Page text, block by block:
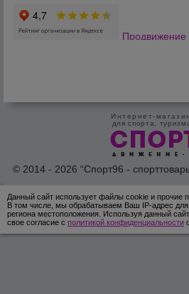
Продвижение
Интернет-
для спорта,
© 2014 - 2026 “Спорт96 -
Данный сайт использует файлы cookie и прочие
В том числе, мы обрабатываем Ваш IP-адрес для
региона местоположения. Используя данный
свое согласие с политикой конфиденциальности